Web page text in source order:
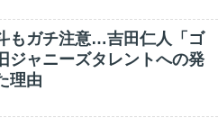
もガチ注意…吉田仁人「ゴ
ジャニーズタレントへの発
理由